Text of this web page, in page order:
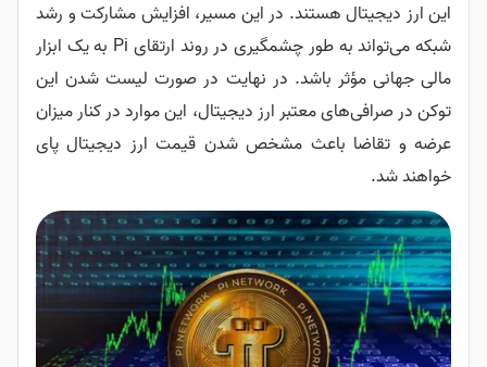
این ارز دیجیتال هستند. در این مسیر، افزایش مشارکت و رشد
شبکه می‌تواند به طور چشمگیری در روند ارتقای Pi به یک ابزار
مالی جهانی مؤثر باشد. در نهایت در صورت لیست شدن این
توکن در صرافی‌های معتبر ارز دیجیتال، این موارد در کنار میزان
عرضه و تقاضا باعث مشخص شدن قیمت ارز دیجیتال پای
خواهند شد.